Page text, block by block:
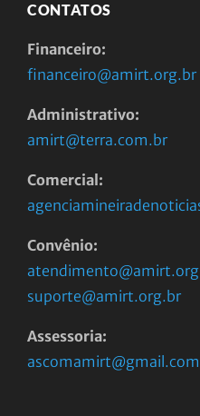
CONTATOS
Financeiro:
financeiro@amirt.org.br
Administrativo:
amirt@terra.com.br
Comercial:
Convênio:
suporte@amirt.org.br
Assessoria:
ascomamirt@gmail.com